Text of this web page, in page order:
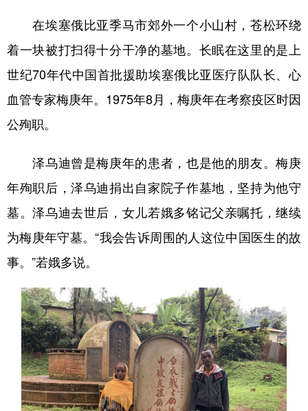
在埃塞俄比亚季马市郊外一个小山村，苍松环绕
着一块被打扫得十分干净的墓地。长眠在这里的是上
世纪70年代中国首批援助埃塞俄比亚医疗队队长、心
血管专家梅庚年。1975年8月，梅庚年在考察疫区时因
公殉职。
泽乌迪曾是梅庚年的患者，也是他的朋友。梅庚
年殉职后，泽乌迪捐出自家院子作墓地，坚持为他守
墓。泽乌迪去世后，女儿若娥多铭记父亲嘱托，继续
为梅庚年守墓。“我会告诉周围的人这位中国医生的故
事。”若娥多说。